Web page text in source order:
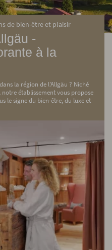
de bien-être et plaisir
-
à la
la région de l'Allgäu ? Niché
établissement vous propose
le signe du bien-être, du luxe et